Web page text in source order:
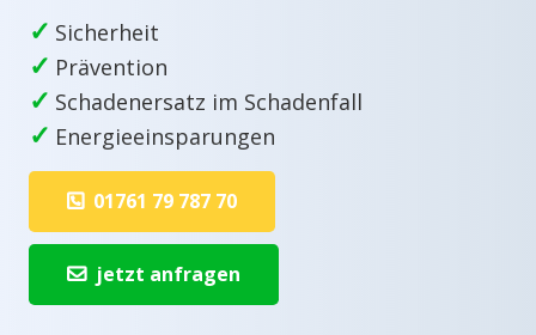
✓ Sicherheit
✓ Prävention
✓ Schadenersatz im Schadenfall
✓ Energieeinsparungen
01761 79 787 70
jetzt anfragen